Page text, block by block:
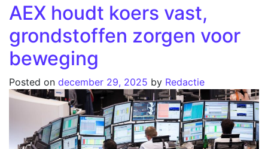
AEX houdt koers vast,
grondstoffen zorgen voor
beweging
Posted on december 29, 2025 by Redactie